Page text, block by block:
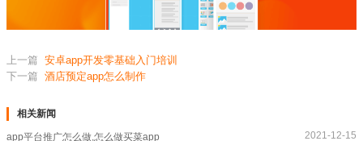
上一篇 安卓app开发零基础入门培训
下一篇 酒店预定app怎么制作
相关新闻
app平台推广怎么做,怎么做买菜app 2021-12-15